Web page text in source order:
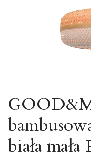
biała mała